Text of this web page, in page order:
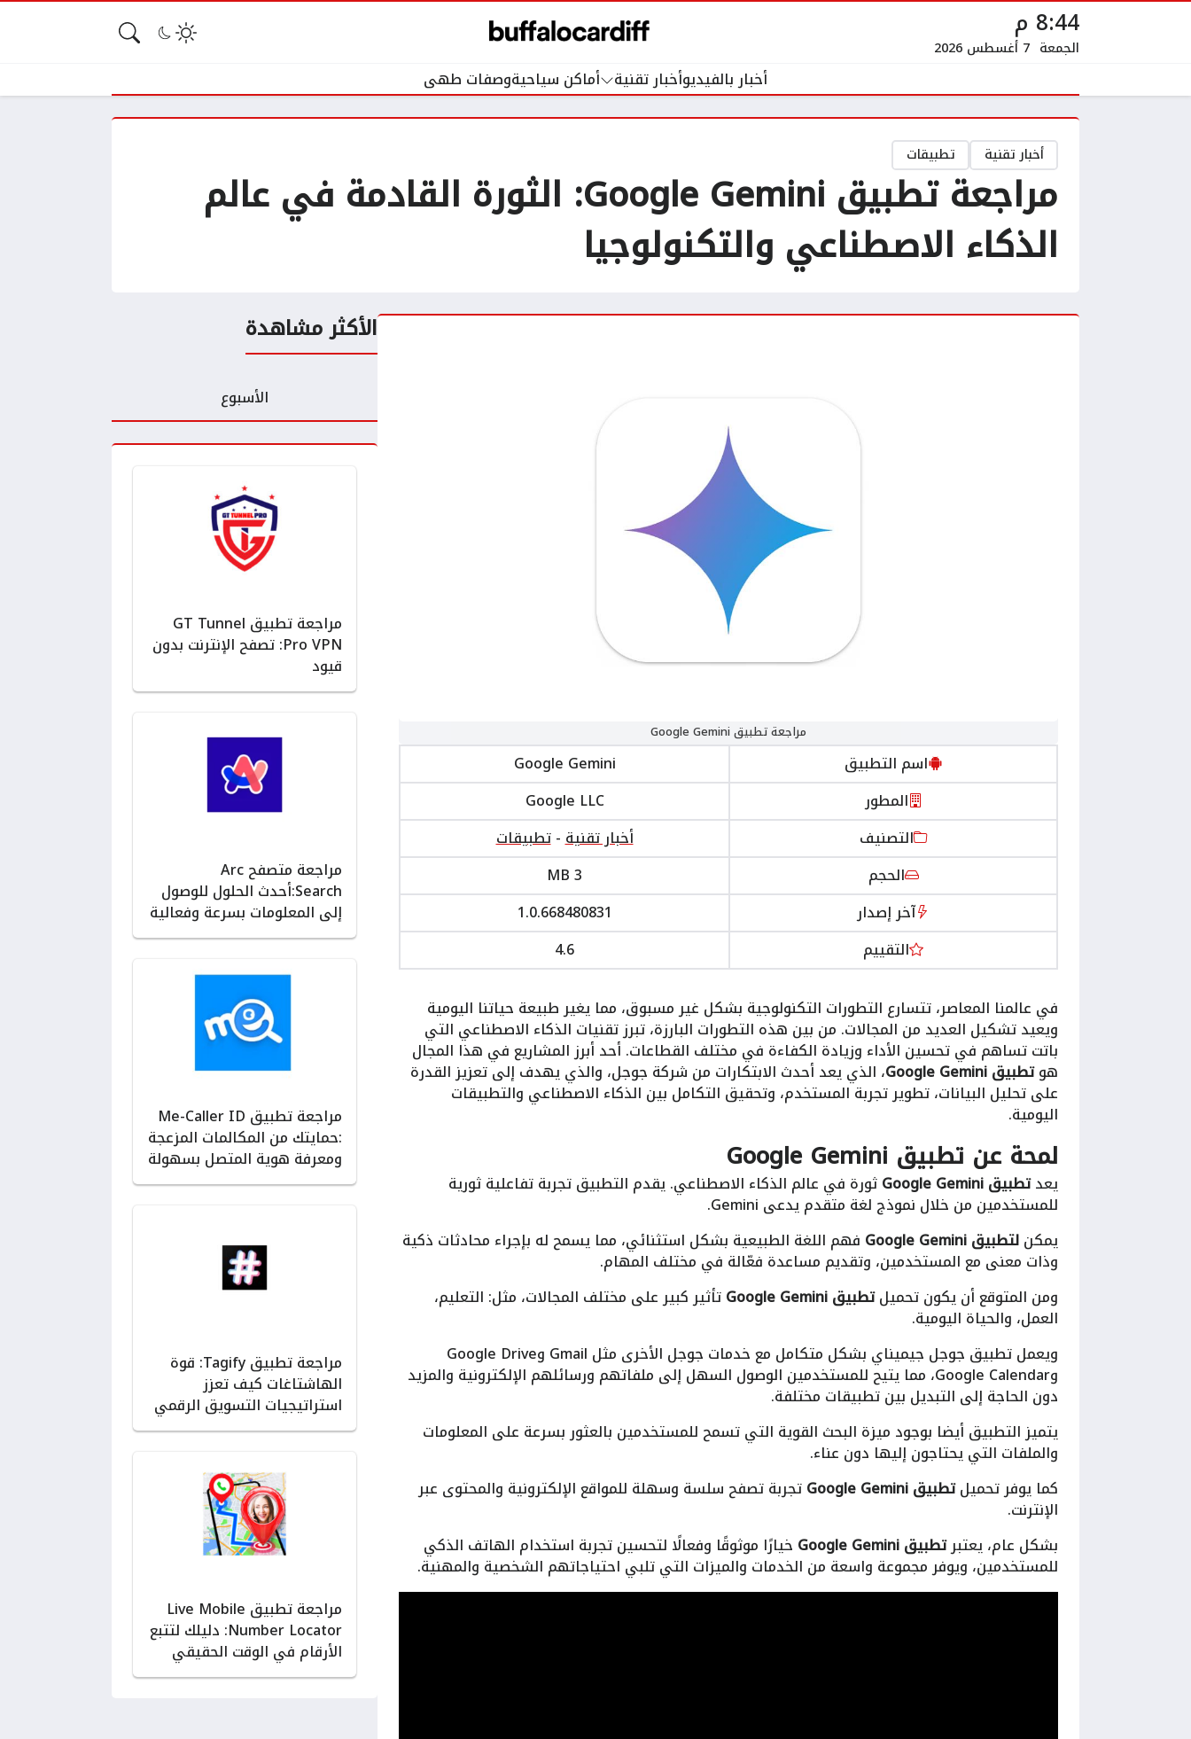
8:44 م
الجمعة 7 أغسطس 2026
أخبار بالفيديوأخبار تقنية أماكن سياحيةوصفات طهى
أخبار تقنية تطبيقات
مراجعة تطبيق Google Gemini: الثورة القادمة في عالم
الذكاء الاصطناعي والتكنولوجيا
الأكثر مشاهدة
الأسبوع
مراجعة تطبيق GT Tunnel
Pro VPN: تصفح الإنترنت بدون
قيود
مراجعة متصفح Arc
Search:أحدث الحلول للوصول
إلى المعلومات بسرعة وفعالية
مراجعة تطبيق Me-Caller ID
:حمايتك من المكالمات المزعجة
ومعرفة هوية المتصل بسهولة
مراجعة تطبيق Tagify: قوة
الهاشتاغات كيف تعزز
استراتيجيات التسويق الرقمي
مراجعة تطبيق Live Mobile
Number Locator: دليلك لتتبع
الأرقام في الوقت الحقيقي
مراجعة تطبيق Google Gemini
اسم التطبيق
Google Gemini
المطور
Google LLC
التصنيف
أخبار تقنية-تطبيقات
الحجم
3 MB
آخر إصدار
1.0.668480831
التقييم
4.6
في عالمنا المعاصر، تتسارع التطورات التكنولوجية بشكل غير مسبوق، مما يغير طبيعة حياتنا اليومية
ويعيد تشكيل العديد من المجالات. من بين هذه التطورات البارزة، تبرز تقنيات الذكاء الاصطناعي التي
باتت تساهم في تحسين الأداء وزيادة الكفاءة في مختلف القطاعات. أحد أبرز المشاريع في هذا المجال
هوتطبيق Google Gemini ، الذي يعد أحدث الابتكارات من شركة جوجل، والذي يهدف إلى تعزيز القدرة
على تحليل البيانات، تطوير تجربة المستخدم، وتحقيق التكامل بين الذكاء الاصطناعي والتطبيقات
اليومية.
لمحة عن تطبيق Google Gemini
يعدتطبيق Google Gemini ثورة في عالم الذكاء الاصطناعي. يقدم التطبيق تجربة تفاعلية ثورية
للمستخدمين من خلال نموذج لغة متقدم يدعى Gemini.
يمكنلتطبيق Google Gemini فهم اللغة الطبيعية بشكل استثنائي، مما يسمح له بإجراء محادثات ذكية
وذات معنى مع المستخدمين، وتقديم مساعدة فعّالة في مختلف المهام.
ومن المتوقع أن يكون تحميلتطبيق Google Gemini تأثير كبير على مختلف المجالات، مثل: التعليم،
العمل، والحياة اليومية.
ويعمل تطبيق جوجل جيميناي بشكل متكامل مع خدمات جوجل الأخرى مثل Gmail وGoogle Drive
وGoogle Calendar، مما يتيح للمستخدمين الوصول السهل إلى ملفاتهم ورسائلهم الإلكترونية والمزيد
دون الحاجة إلى التبديل بين تطبيقات مختلفة.
يتميز التطبيق أيضا بوجود ميزة البحث القوية التي تسمح للمستخدمين بالعثور بسرعة على المعلومات
والملفات التي يحتاجون إليها دون عناء.
كما يوفر تحميلتطبيق Google Gemini تجربة تصفح سلسة وسهلة للمواقع الإلكترونية والمحتوى عبر
الإنترنت.
بشكل عام، يعتبرتطبيق Google Gemini خيارًا موثوقًا وفعالًا لتحسين تجربة استخدام الهاتف الذكي
للمستخدمين، ويوفر مجموعة واسعة من الخدمات والميزات التي تلبي احتياجاتهم الشخصية والمهنية.